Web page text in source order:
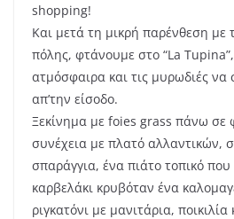
shopping!
Και μετά τη μικρή παρένθεση με
πόλης, φτάνουμε στο “La
ατμόσφαιρα και τις μυρωδιές
απ’την είσοδο.
Ξεκίνημα με foies grass πάνω σε
συνέχεια με πλατό αλλαντικών,
σπαράγγια, ένα πιάτο τοπικό
καρβελάκι κρυβόταν ένα
ριγκατόνι με μανιτάρια, ποικιλία